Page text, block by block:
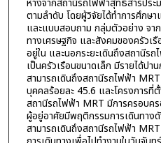
ตามลำดับ โดยผู้วิจัยได้ทำการศึกษา
และแบบสอบถาม กลุ่มตัวอย่าง จ
ทางเศรษฐกิจ และสังคมของครัวเ
อยู่ใน และนอกระยะเดินถึงสถานี
เป็นครัวเรือนขนาดเล็ก มีรายได้ปา
สามารถเดินถึงสถานีรถไฟฟ้า
บุคคลร้อยละ 45.6 และโครงการที่
สถานีรถไฟฟ้า MRT มีการครอบค
ผู้อยู่อาศัยมีพฤติกรรมการเดินทาง
สามารถเดินถึงสถานีรถไฟฟ้า